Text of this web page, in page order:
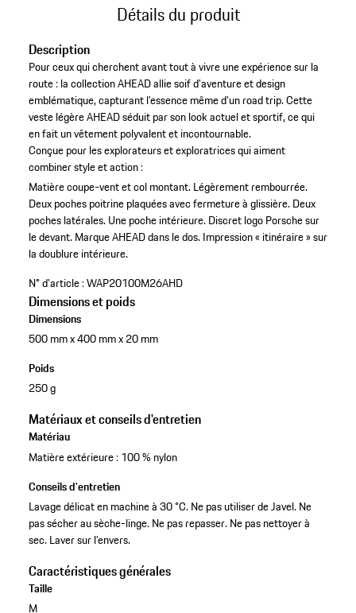
Détails du produit
Description
Pour ceux qui cherchent avant tout à vivre une expérience sur la
route : la collection AHEAD allie soif d’aventure et design
emblématique, capturant l’essence même d’un road trip. Cette
veste légère AHEAD séduit par son look actuel et sportif, ce qui
en fait un vêtement polyvalent et incontournable.
Conçue pour les explorateurs et exploratrices qui aiment
combiner style et action :
Matière coupe-vent et col montant. Légèrement rembourrée.
Deux poches poitrine plaquées avec fermeture à glissière. Deux
poches latérales. Une poche intérieure. Discret logo Porsche sur
le devant. Marque AHEAD dans le dos. Impression « itinéraire » sur
la doublure intérieure.
N° d'article :WAP20100M26AHD
Dimensions et poids
Dimensions
500 mm x 400 mm x 20 mm
Poids
250 g
Matériaux et conseils d'entretien
Matériau
Matière extérieure : 100 % nylon
Conseils d'entretien
Lavage délicat en machine à 30 °C. Ne pas utiliser de Javel. Ne
pas sécher au sèche-linge. Ne pas repasser. Ne pas nettoyer à
sec. Laver sur l’envers.
Caractéristiques générales
Taille
M